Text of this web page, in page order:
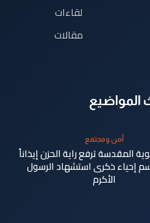
لقاءات
مقالات
المواضيع
أمن ومجتمع
المقدسة ترفع راية الحزن إيذاناً
إحياء ذكرى استشهاد الرسول
الأكرم